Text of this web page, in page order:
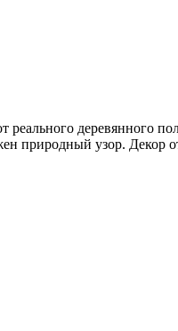
деревянного
природный узор. Декор